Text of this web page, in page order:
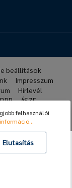
beállítások
Impresszum
Hírlevél
ÁSZF
felhasználói
Elutasítás